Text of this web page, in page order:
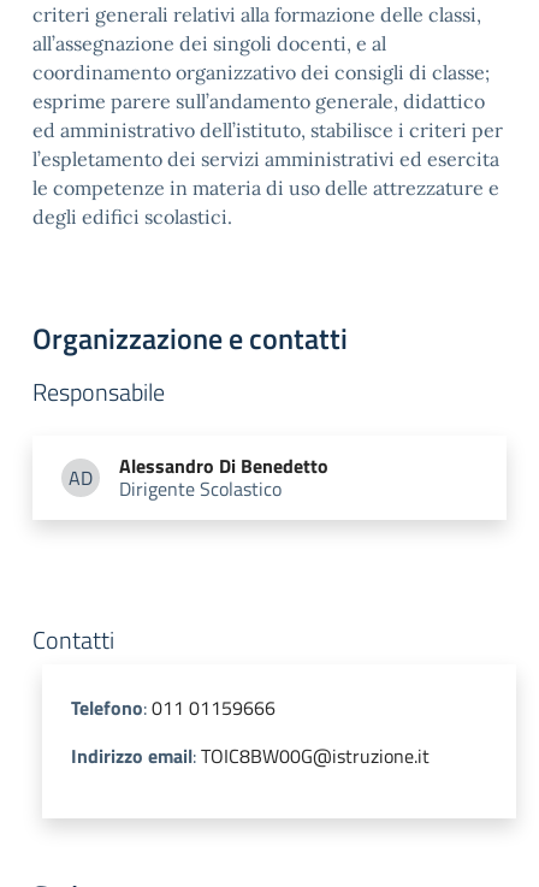
criteri generali relativi alla formazione delle classi,
all’assegnazione dei singoli docenti, e al
coordinamento organizzativo dei consigli di classe;
esprime parere sull’andamento generale, didattico
ed amministrativo dell’istituto, stabilisce i criteri per
l’espletamento dei servizi amministrativi ed esercita
le competenze in materia di uso delle attrezzature e
degli edifici scolastici.
Organizzazione e contatti
Responsabile
ADAlessandro Di Benedetto
Alessandro Di Benedetto
Dirigente Scolastico
Contatti
Telefono:011 01159666
Indirizzo email:TOIC8BW00G@istruzione.it